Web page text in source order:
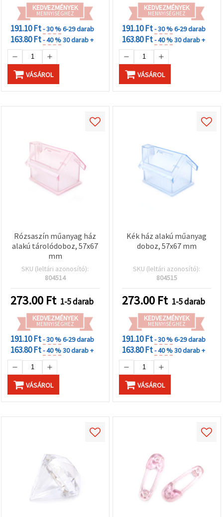
KEDVEZMÉNYEK
MENNYISÉGHEZ
191.10 Ft- 30 %6-29 darab
163.80 Ft- 40 %30 darab +
VÁSÁROL
KEDVEZMÉNYEK
MENNYISÉGHEZ
191.10 Ft- 30 %6-29 darab
163.80 Ft- 40 %30 darab +
VÁSÁROL
Rózsaszín műanyag ház
alakú tárolódoboz, 57x67
mm
SKU (leltári azonosító):
804514
273.00 Ft 1-5 darab
KEDVEZMÉNYEK
MENNYISÉGHEZ
191.10 Ft- 30 %6-29 darab
163.80 Ft- 40 %30 darab +
VÁSÁROL
Kék ház alakú műanyag
doboz, 57x67 mm
SKU (leltári azonosító):
804515
273.00 Ft 1-5 darab
KEDVEZMÉNYEK
MENNYISÉGHEZ
191.10 Ft- 30 %6-29 darab
163.80 Ft- 40 %30 darab +
VÁSÁROL